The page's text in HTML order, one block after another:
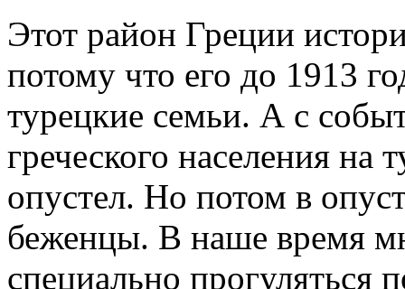
Этот район Греции
потому что его до 1913
турецкие семьи. А с
греческого населения на
опустел. Но потом в
беженцы. В наше время
специально прогуляться